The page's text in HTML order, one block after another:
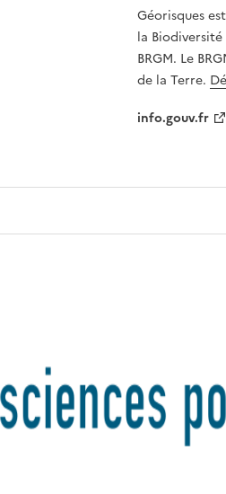
Géorisques
la
BRGM. Le
de la Terre.
info.gouv.fr